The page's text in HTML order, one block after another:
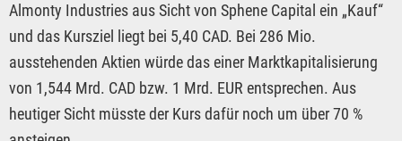
Almonty Industries aus Sicht von Sphene Capital ein „Kauf“
und das Kursziel liegt bei 5,40 CAD. Bei 286 Mio.
ausstehenden Aktien würde das einer Marktkapitalisierung
von 1,544 Mrd. CAD bzw. 1 Mrd. EUR entsprechen. Aus
heutiger Sicht müsste der Kurs dafür noch um über 70 %